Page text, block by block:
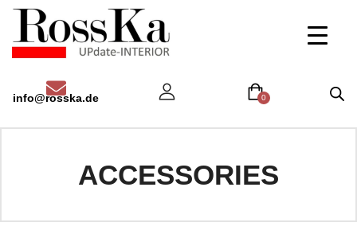
info@rosska.de 0
ACCESSORIES